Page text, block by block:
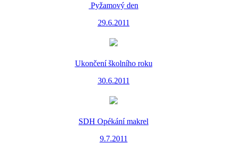
Pyžamový den
29.6.2011
Ukončení školního roku
30.6.2011
SDH Opékání makrel
9.7.2011